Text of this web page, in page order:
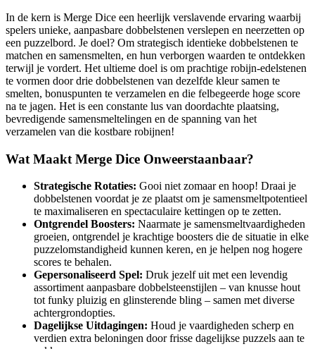
In de kern is Merge Dice een heerlijk verslavende ervaring waarbij
spelers unieke, aanpasbare dobbelstenen verslepen en neerzetten op
een puzzelbord. Je doel? Om strategisch identieke dobbelstenen te
matchen en samensmelten, en hun verborgen waarden te ontdekken
terwijl je vordert. Het ultieme doel is om prachtige robijn-edelstenen
te vormen door drie dobbelstenen van dezelfde kleur samen te
smelten, bonuspunten te verzamelen en die felbegeerde hoge score
na te jagen. Het is een constante lus van doordachte plaatsing,
bevredigende samensmeltelingen en de spanning van het
verzamelen van die kostbare robijnen!
Wat Maakt Merge Dice Onweerstaanbaar?
Strategische Rotaties: Gooi niet zomaar en hoop! Draai je
dobbelstenen voordat je ze plaatst om je samensmeltpotentieel
te maximaliseren en spectaculaire kettingen op te zetten.
Ontgrendel Boosters: Naarmate je samensmeltvaardigheden
groeien, ontgrendel je krachtige boosters die de situatie in elke
puzzelomstandigheid kunnen keren, en je helpen nog hogere
scores te behalen.
Gepersonaliseerd Spel: Druk jezelf uit met een levendig
assortiment aanpasbare dobbelsteenstijlen – van knusse hout
tot funky pluizig en glinsterende bling – samen met diverse
achtergrondopties.
Dagelijkse Uitdagingen: Houd je vaardigheden scherp en
verdien extra beloningen door frisse dagelijkse puzzels aan te